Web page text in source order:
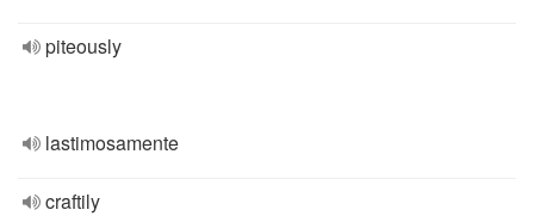
piteously
lastimosamente
craftily